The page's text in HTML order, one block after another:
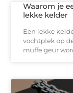
Waarom je
lekke kelder
Een lekke
vochtplek op
muffe geur